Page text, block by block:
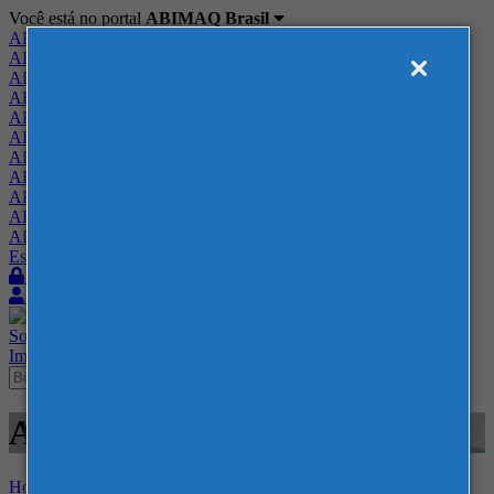
Você está no portal ABIMAQ Brasil
ABIMAQ Brasil
ABIMAQ Minas Gerais
ABIMAQ Norte-Nordeste
ABIMAQ Paraná
ABIMAQ Piracicaba
ABIMAQ Ribeirão Preto
ABIMAQ Rio de Janeiro
ABIMAQ Rio Grande do Sul
ABIMAQ Santa Catarina
ABIMAQ São Paulo
ABIMAQ Vale do Paraíba
Escritório de Relações Governamentais
Sobre
Imprensa
Agenda - Distrito Anhembi
Home